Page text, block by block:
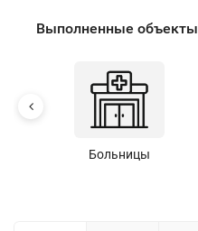
Выполненные объекты
Больницы